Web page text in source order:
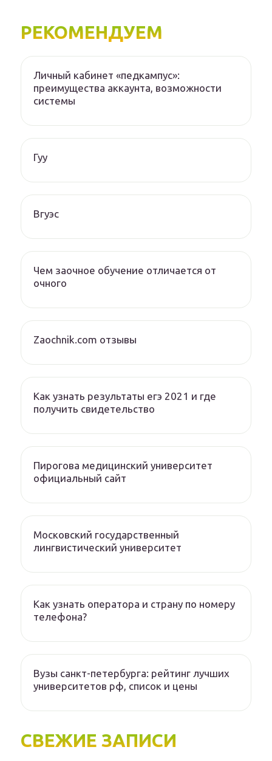
РЕКОМЕНДУЕМ
Личный кабинет «педкампус»:
преимущества аккаунта, возможности
системы
Гуу
Вгуэс
Чем заочное обучение отличается от
очного
Zaochnik.com отзывы
Как узнать результаты егэ 2021 и где
получить свидетельство
Пирогова медицинский университет
официальный сайт
Московский государственный
лингвистический университет
Как узнать оператора и страну по номеру
телефона?
Вузы санкт-петербурга: рейтинг лучших
университетов рф, список и цены
СВЕЖИЕ ЗАПИСИ